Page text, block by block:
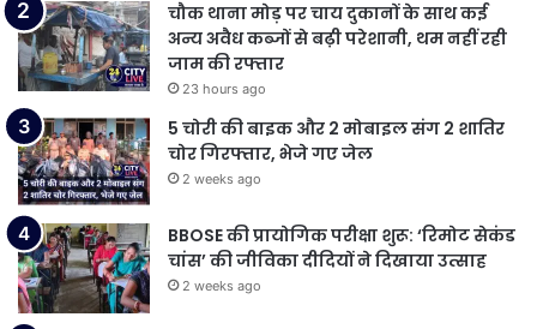
चौक थाना मोड़ पर चाय दुकानों के साथ कई
अन्य अवैध कब्जों से बढ़ी परेशानी, थम नहीं रही
जाम की रफ्तार
23 hours ago
5 चोरी की बाइक और 2 मोबाइल संग 2 शातिर
चोर गिरफ्तार, भेजे गए जेल
2 weeks ago
BBOSE की प्रायोगिक परीक्षा शुरू: ‘रिमोट सेकंड
चांस’ की जीविका दीदियों ने दिखाया उत्साह
2 weeks ago